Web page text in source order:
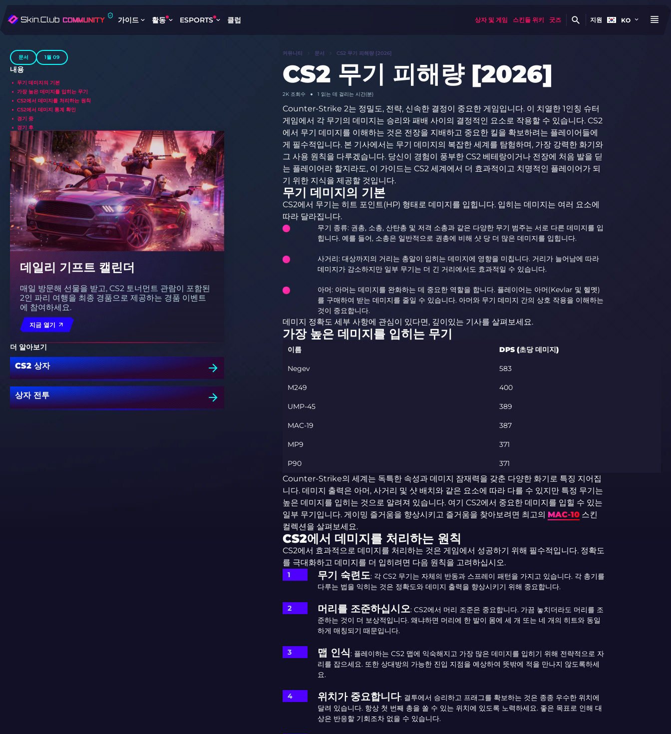
가이드 활동 ESPORTS 클럽 상자 및 게임 스킨들 위키 굿즈 지원 KO
문서 1월 09
내용
무기 데미지의 기본
가장 높은 데미지를 입히는 무기
CS2에서 데미지를 처리하는 원칙
CS2에서 데미지 통계 확인
경기 중
경기 후
데일리 기프트 캘린더
매일 방문해 선물을 받고, CS2 토너먼트 관람이 포함된
2인 파리 여행을 최종 경품으로 제공하는 경품 이벤트
에 참여하세요.
지금 열기
더 알아보기
CS2 상자
상자 전투
커뮤니티 문서 CS2 무기 피해량 [2026]
CS2 무기 피해량 [2026]
2K조회수 1 읽는 데 걸리는 시간(분)
Counter-Strike 2는 정밀도, 전략, 신속한 결정이 중요한 게임입니다. 이 치열한 1인칭 슈터
게임에서 각 무기의 데미지는 승리와 패배 사이의 결정적인 요소로 작용할 수 있습니다. CS2
에서 무기 데미지를 이해하는 것은 전장을 지배하고 중요한 킬을 확보하려는 플레이어들에
게 필수적입니다. 본 기사에서는 무기 데미지의 복잡한 세계를 탐험하며, 가장 강력한 화기와
그 사용 원칙을 다루겠습니다. 당신이 경험이 풍부한 CS2 베테랑이거나 전장에 처음 발을 딛
는 플레이어라 할지라도, 이 가이드는 CS2 세계에서 더 효과적이고 치명적인 플레이어가 되
기 위한 지식을 제공할 것입니다.
무기 데미지의 기본
CS2에서 무기는 히트 포인트(HP) 형태로 데미지를 입힙니다. 입히는 데미지는 여러 요소에
따라 달라집니다.
무기 종류: 권총, 소총, 산탄총 및 저격 소총과 같은 다양한 무기 범주는 서로 다른 데미지를 입
힙니다. 예를 들어, 소총은 일반적으로 권총에 비해 샷 당 더 많은 데미지를 입힙니다.
사거리: 대상까지의 거리는 총알이 입히는 데미지에 영향을 미칩니다. 거리가 늘어남에 따라
데미지가 감소하지만 일부 무기는 더 긴 거리에서도 효과적일 수 있습니다.
아머: 아머는 데미지를 완화하는 데 중요한 역할을 합니다. 플레이어는 아머(Kevlar 및 헬멧)
를 구매하여 받는 데미지를 줄일 수 있습니다. 아머와 무기 데미지 간의 상호 작용을 이해하는
것이 중요합니다.
데미지 정확도 세부 사항에 관심이 있다면, 깊이있는 기사를 살펴보세요.
가장 높은 데미지를 입히는 무기
이름 DPS (초당 데미지)
Negev 583
M249 400
UMP-45 389
MAC-19 387
MP9 371
P90 371
Counter-Strike의 세계는 독특한 속성과 데미지 잠재력을 갖춘 다양한 화기로 특징 지어집
니다. 데미지 출력은 아머, 사거리 및 샷 배치와 같은 요소에 따라 다를 수 있지만 특정 무기는
높은 데미지를 입히는 것으로 알려져 있습니다. 여기 CS2에서 중요한 데미지를 입힐 수 있는
일부 무기입니다. 게이밍 즐거움을 향상시키고 즐거움을 찾아보려면 최고의 MAC-10스킨
컬렉션을 살펴보세요.
CS2에서 데미지를 처리하는 원칙
CS2에서 효과적으로 데미지를 처리하는 것은 게임에서 성공하기 위해 필수적입니다. 정확도
를 극대화하고 데미지를 더 입히려면 다음 원칙을 고려하십시오.
무기 숙련도: 각 CS2 무기는 자체의 반동과 스프레이 패턴을 가지고 있습니다. 각 총기를
다루는 법을 익히는 것은 정확도와 데미지 출력을 향상시키기 위해 중요합니다.
머리를 조준하십시오: CS2에서 머리 조준은 중요합니다. 가끔 놓치더라도 머리를 조
준하는 것이 더 보상적입니다. 왜냐하면 머리에 한 발이 몸에 세 개 또는 네 개의 히트와 동일
하게 매칭되기 때문입니다.
맵 인식: 플레이하는 CS2 맵에 익숙해지고 가장 많은 데미지를 입히기 위해 전략적으로 자
리를 잡으세요. 또한 상대방의 가능한 진입 지점을 예상하여 뜻밖에 적을 만나지 않도록하세
요.
위치가 중요합니다: 결투에서 승리하고 프래그를 확보하는 것은 종종 우수한 위치에
달려 있습니다. 항상 첫 번째 총을 쏠 수 있는 위치에 있도록 노력하세요. 좋은 목표로 인해 대
상은 반응할 기회조차 없을 수 있습니다.